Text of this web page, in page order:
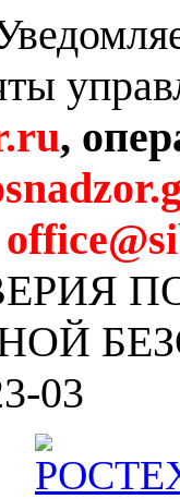
,
03